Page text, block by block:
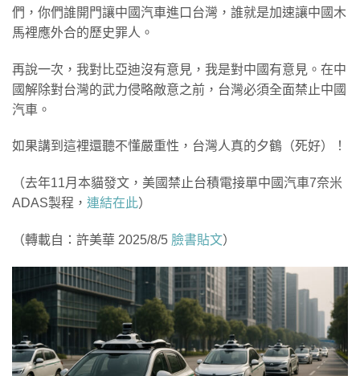
們，你們誰開門讓中國汽車進口台灣，誰就是加速讓中國木
馬裡應外合的歷史罪人。
再說一次，我對比亞迪沒有意見，我是對中國有意見。在中
國解除對台灣的武力侵略敵意之前，台灣必須全面禁止中國
汽車。
如果講到這裡還聽不懂嚴重性，台灣人真的夕鶴（死好）！
（去年11月本貓發文，美國禁止台積電接單中國汽車7奈米
ADAS製程， 連結在此）
（轉載自：許美華 2025/8/5 臉書貼文）